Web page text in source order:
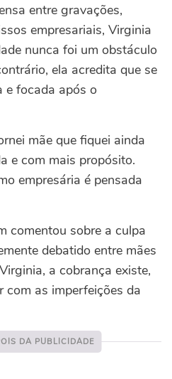
entre gravações,
empresariais, Virginia
nunca foi um obstáculo
ela acredita que se
e focada após o
mãe que fiquei ainda
e com mais propósito.
empresária é pensada
comentou sobre a culpa
debatido entre mães
a cobrança existe,
com as imperfeições da